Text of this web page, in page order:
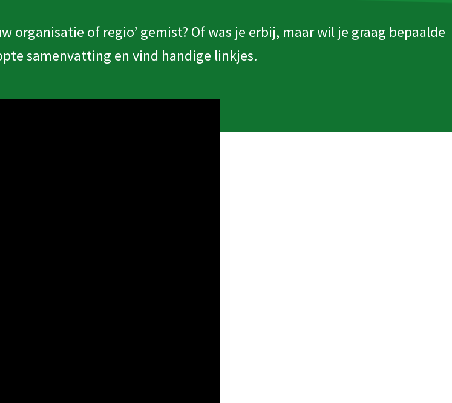
organisatie of regio’ gemist? Of was je erbij, maar wil je graag bepaalde
samenvatting en vind handige linkjes.